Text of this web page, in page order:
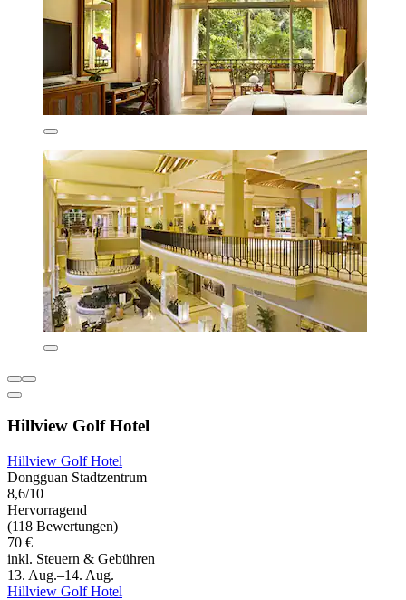
Hillview Golf Hotel
Hillview Golf Hotel
Dongguan Stadtzentrum
8,6/10
Hervorragend
(118 Bewertungen)
70 €
inkl. Steuern & Gebühren
13. Aug.–14. Aug.
Hillview Golf Hotel